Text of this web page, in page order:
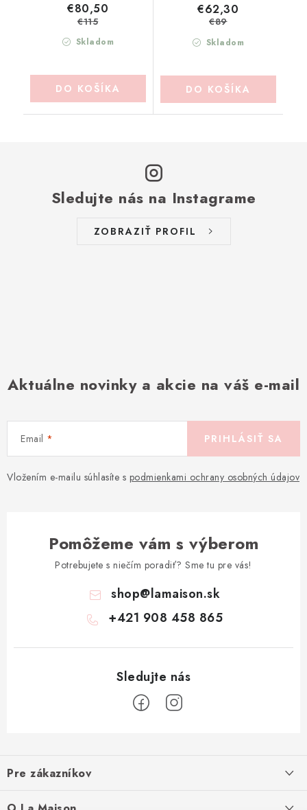
Skladom
€80,50
€115
DO KOŠÍKA
Skladom
€62,30
€89
DO KOŠÍKA
Sledujte nás na Instagrame
ZOBRAZIŤ PROFIL
Aktuálne novinky a akcie na váš e-mail
Email
Vložením e-mailu súhlasíte s podmienkami ochrany osobných údajov
PRIHLÁSIŤ SA
Pomôžeme vám s výberom
Potrebujete s niečím poradiť? Sme tu pre vás!
shop@lamaison.sk
+421 908 458 865
p
ä
Pre zákazníkov